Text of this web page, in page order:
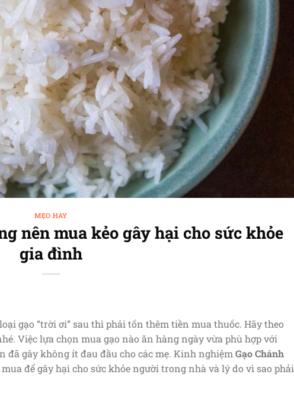
MẸO HAY
nên mua kẻo gây hại cho sức khỏe
gia đình
gạo “trời ơi” sau thì phải tốn thêm tiền mua thuốc. Hãy theo
Việc lựa chọn mua gạo nào ăn hàng ngày vừa phù hợp với
gây không ít đau đầu cho các mẹ. Kinh nghiệm Gạo Chánh
để gây hại cho sức khỏe người trong nhà và lý do vì sao phải